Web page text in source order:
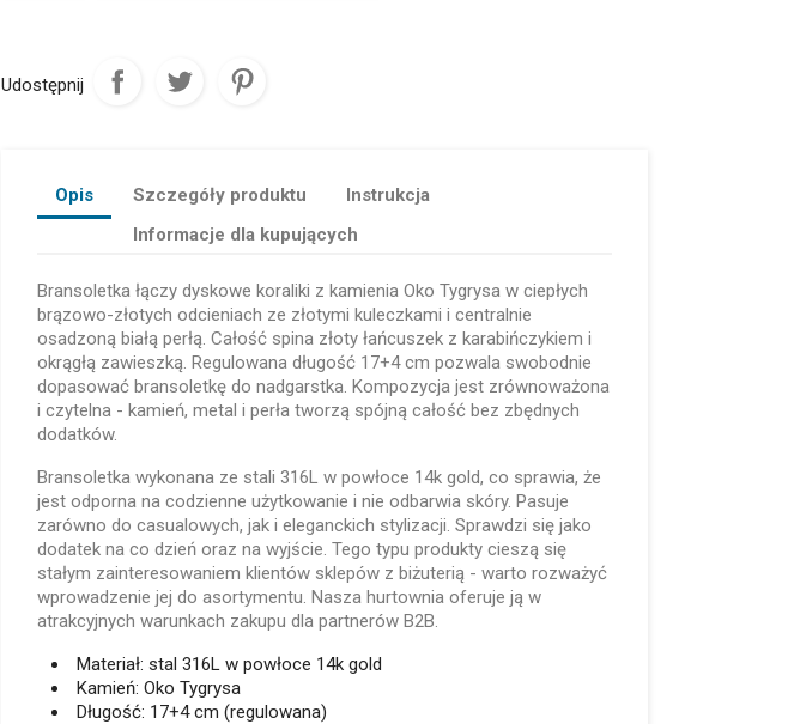
Udostępnij
Opis Szczegóły produktu
Instrukcja
Informacje dla kupujących
Bransoletka łączy dyskowe koraliki z kamienia Oko Tygrysa w ciepłych
brązowo-złotych odcieniach ze złotymi kuleczkami i centralnie
osadzoną białą perłą. Całość spina złoty łańcuszek z karabińczykiem i
okrągłą zawieszką. Regulowana długość 17+4 cm pozwala swobodnie
dopasować bransoletkę do nadgarstka. Kompozycja jest zrównoważona
i czytelna - kamień, metal i perła tworzą spójną całość bez zbędnych
dodatków.
Bransoletka wykonana ze stali 316L w powłoce 14k gold, co sprawia, że
jest odporna na codzienne użytkowanie i nie odbarwia skóry. Pasuje
zarówno do casualowych, jak i eleganckich stylizacji. Sprawdzi się jako
dodatek na co dzień oraz na wyjście. Tego typu produkty cieszą się
stałym zainteresowaniem klientów sklepów z biżuterią - warto rozważyć
wprowadzenie jej do asortymentu. Nasza hurtownia oferuje ją w
atrakcyjnych warunkach zakupu dla partnerów B2B.
Materiał: stal 316L w powłoce 14k gold
Kamień: Oko Tygrysa
Długość: 17+4 cm (regulowana)